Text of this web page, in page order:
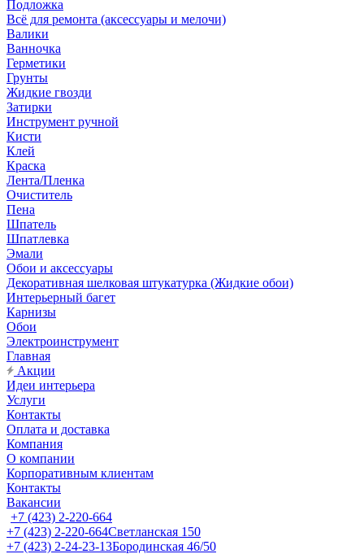
Подложка
Всё для ремонта (аксессуары и мелочи)
Валики
Ванночка
Герметики
Грунты
Жидкие гвозди
Затирки
Инструмент ручной
Кисти
Клей
Краска
Лента/Пленка
Очиститель
Пена
Шпатель
Шпатлевка
Эмали
Обои и аксессуары
Декоративная шелковая штукатурка (Жидкие обои)
Интерьерный багет
Карнизы
Обои
Электроинструмент
Главная
Акции
Идеи интерьера
Услуги
Контакты
Оплата и доставка
Компания
О компании
Корпоративным клиентам
Контакты
Вакансии
+7 (423) 2-220-664
+7 (423) 2-220-664Светланская 150
+7 (423) 2-24-23-13Бородинская 46/50